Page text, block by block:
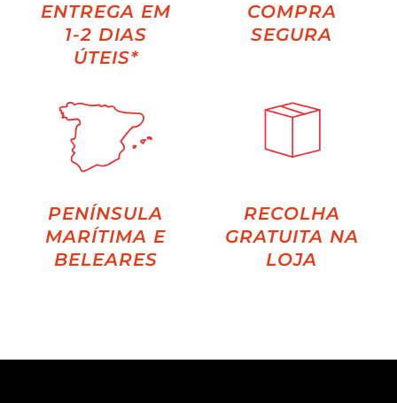
ENTREGA EM
1-2 DIAS
ÚTEIS*
COMPRA
SEGURA
PENÍNSULA
MARÍTIMA E
BELEARES
RECOLHA
GRATUITA NA
LOJA